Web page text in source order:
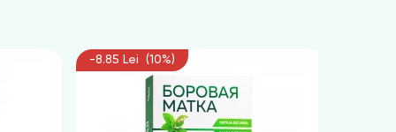
-8.85 Lei (10%)